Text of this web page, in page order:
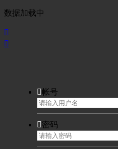
数据加载中


帐号
密码